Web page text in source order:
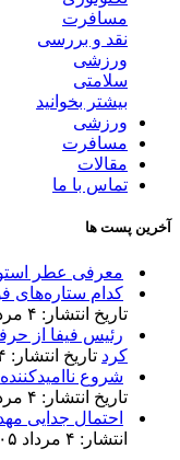
مسافرت
نقد و بررسی
ورزشی
سلامتی
بیشتر بخوانید
ورزشی
مسافرت
مقالات
تماس با ما
آخرین پست ها
معرفی عطر
کدام ستاره‌های
تاریخ انتشار: ۴ مرداد ۱۴۰۵
رئیس فیفا از
کرد تاریخ انتشار: ۴ مرداد ۱۴۰۵
شروع
تاریخ انتشار: ۴ مرداد ۱۴۰۵
احتمال جدایی
انتشار: ۴ مرداد ۱۴۰۵